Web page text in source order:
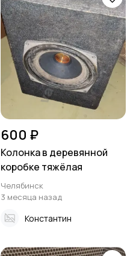
600 ₽
Колонка в деревянной
коробке тяжёлая
Челябинск
3 месяца назад
Константин